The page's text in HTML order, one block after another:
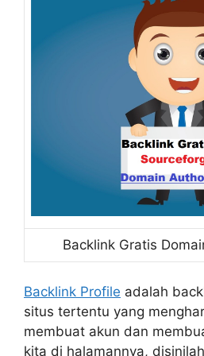
Backlink Gratis
Backlink Profile adalah
situs tertentu yang
membuat akun dan
kita di halamannya,